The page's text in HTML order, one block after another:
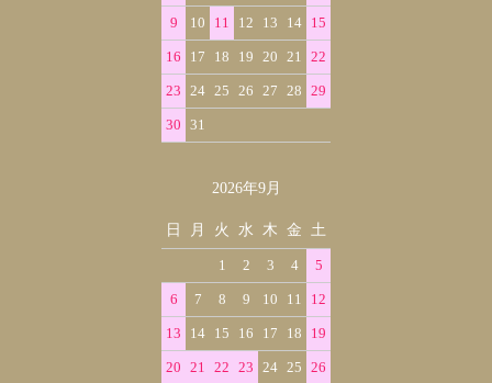
9 10 11 12 13 14 15
16 17 18 19 20 21 22
23 24 25 26 27 28 29
30 31
2026年9月
日 月 火 水 木 金 土
1 2 3 4 5
6 7 8 9 10 11 12
13 14 15 16 17 18 19
20 21 22 23 24 25 26